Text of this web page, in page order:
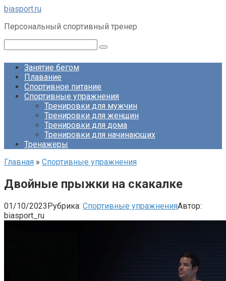
Перейти
контенту
biasport.ru
Персональный спортивный тренер
Занятие бегом
Плавание
Спортивное питание
Спортивные упражнения
Тренировки для мужчин
Тренировки для женщин
Тренировки для дома
Тренировки для начинающих
Тренажеры
Главная » Спортивные упражнения
Двойные прыжки на скакалке
01/10/2023Рубрика: Спортивные упражненияАвтор:
biasport_ru